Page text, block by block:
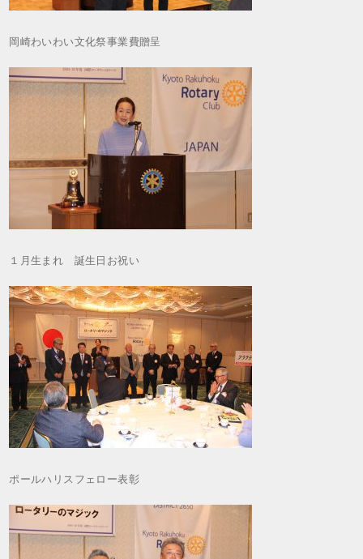
岡崎わいわい文化祭事業費贈呈
１月生まれ 誕生日お祝い
ポールハリスフェロー表彰